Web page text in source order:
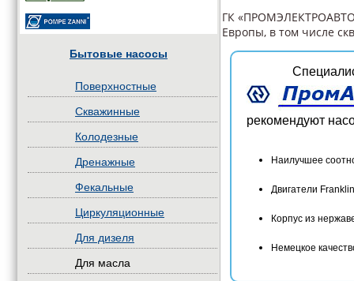
Бытовые насосы
Поверхностные
Скважинные
Колодезные
Дренажные
Фекальные
Циркуляционные
Для дизеля
Для масла
ГК
Европы, в том числе
рекомендуют
Наилучшее
Двигатели
Корпус из
Немецкое